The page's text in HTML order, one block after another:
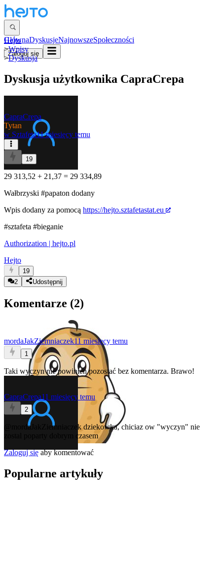
GłównaDyskusjeNajnowszeSpołeczności
Zaloguj się
Hejto
>Wpisy
>Dyskusja
Dyskusja użytkownika CapraCrepa
CapraCrepa
Tytan
w Sztafeta11 miesięcy temu
19
29 313,52 + 21,37 = 29 334,89
Wałbrzyski #papaton dodany
Wpis dodany za pomocą https://hejto.sztafetastat.eu
#sztafeta #bieganie
Authorization | hejto.pl
Hejto
19
2
Udostępnij
Komentarze (2)
mordaJakZiemniaczek11 miesięcy temu
1
Taki wyczyn nie powinien pozostać bez komentarza. Brawo!
CapraCrepa11 miesięcy temu
2
@mordaJakZiemniaczekdziekowka, chiciaz ow "wyczyn" nie
zostal poparty dobrym czasem
Zaloguj sięaby komentować
Popularne artykuły